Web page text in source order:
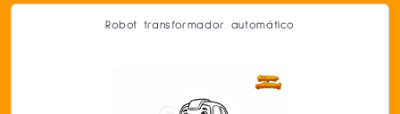
Robot transformador automático